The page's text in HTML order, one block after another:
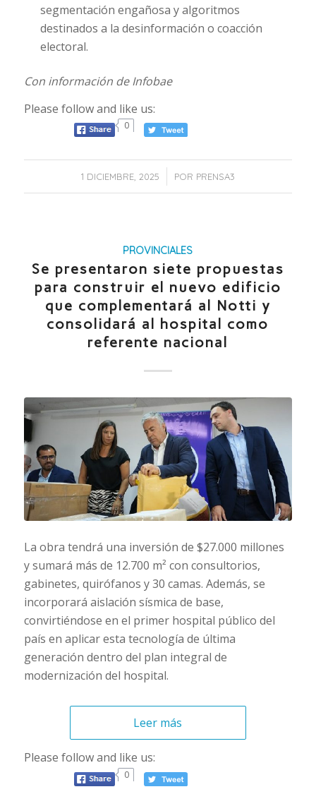
segmentación engañosa y algoritmos
destinados a la desinformación o coacción
electoral.
Con información de Infobae
Please follow and like us:
0
1 DICIEMBRE, 2025
/ POR PRENSA3
PROVINCIALES
Se presentaron siete propuestas
para construir el nuevo edificio
que complementará al Notti y
consolidará al hospital como
referente nacional
La obra tendrá una inversión de $27.000 millones
y sumará más de 12.700 m² con consultorios,
gabinetes, quirófanos y 30 camas. Además, se
incorporará aislación sísmica de base,
convirtiéndose en el primer hospital público del
país en aplicar esta tecnología de última
generación dentro del plan integral de
modernización del hospital.
Leer más
Please follow and like us:
0